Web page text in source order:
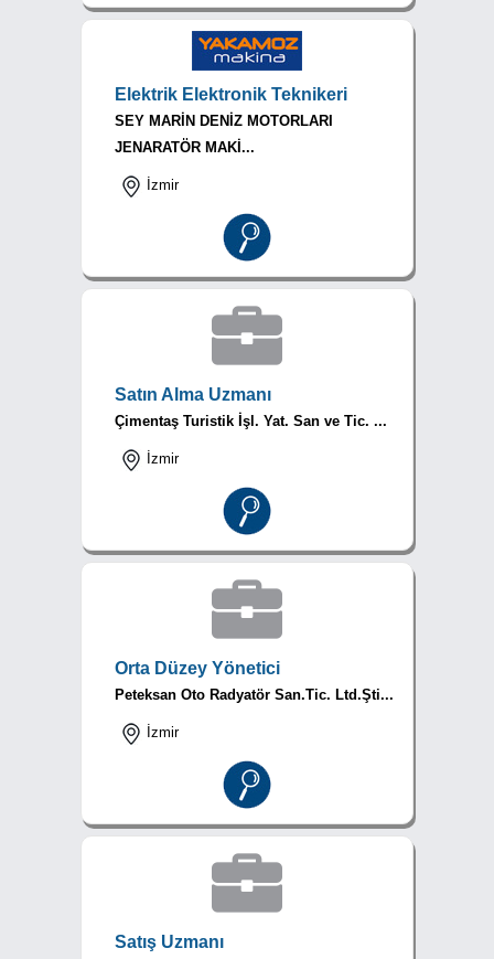
Elektrik Elektronik Teknikeri
SEY MARİN DENİZ MOTORLARI
JENARATÖR MAKİ...
İzmir
Satın Alma Uzmanı
Çimentaş Turistik İşl. Yat. San ve Tic. ...
İzmir
Orta Düzey Yönetici
Peteksan Oto Radyatör San.Tic. Ltd.Şti...
İzmir
Satış Uzmanı